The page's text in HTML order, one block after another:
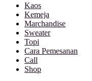
Kaos
Kemeja
Marchandise
Sweater
Topi
Cara Pemesanan
Call
Shop